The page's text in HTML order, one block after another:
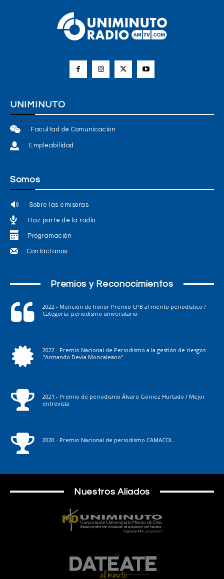
UNIMINUTO
Facultad de Comunicación
Empleabilidad
Somos
Sobre las emisoras
Haz parte de la radio
Programación
Contáctanos
Premios y Reconocimientos
2022 - Mención de honor Premio CPB al mérito periodístico /
Categoría: periodismo universitario
2022 - Premio Nacional de Periodismo a la gestión de riesgos
"Armando Devia Moncaleano"
2021 - Premio de periodismo Álvaro Gómez Hurtado / Mejor
entrevista
2020 - Premio Nacional de periodismo CAMACOL
Nuestros Aliados